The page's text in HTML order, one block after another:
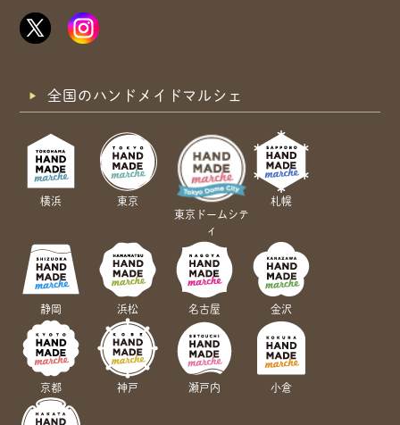
全国のハンドメイドマルシェ
横浜
東京
東京ドームシテ
ィ
札幌
静岡 浜松 名古屋 金沢
京都 神戸 瀬戸内 小倉